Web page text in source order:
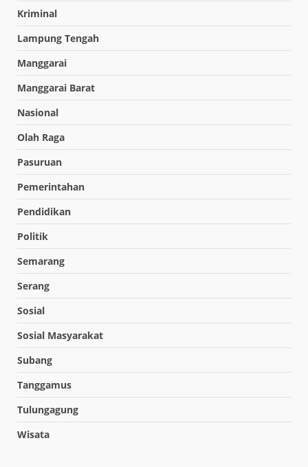
Kriminal
Lampung Tengah
Manggarai
Manggarai Barat
Nasional
Olah Raga
Pasuruan
Pemerintahan
Pendidikan
Politik
Semarang
Serang
Sosial
Sosial Masyarakat
Subang
Tanggamus
Tulungagung
Wisata